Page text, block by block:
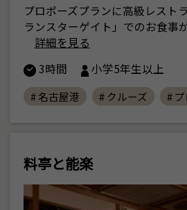
プロポーズプランに高級レスト
ランスターゲイト」でのお食事
詳細を見る
3時間
小学5年生以上
# 名古屋港 # クルーズ #
料亭と能楽